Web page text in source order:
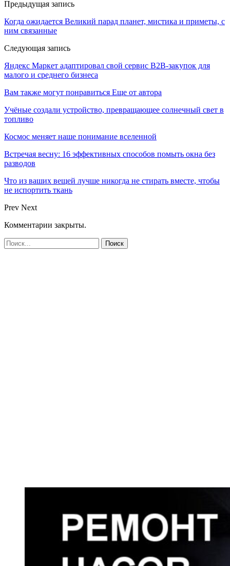
Предыдущая запись
Когда ожидается Великий парад планет, мистика и приметы, с
ним связанные
Следующая запись
Яндекс Маркет адаптировал свой сервис B2B-закупок для
малого и среднего бизнеса
Вам также могут понравиться Еще от автора
Учёные создали устройство, превращающее солнечный свет в
топливо
Космос меняет наше понимание вселенной
Встречая весну: 16 эффективных способов помыть окна без
разводов
Что из ваших вещей лучше никогда не стирать вместе, чтобы
не испортить ткань
Prev Next
Комментарии закрыты.